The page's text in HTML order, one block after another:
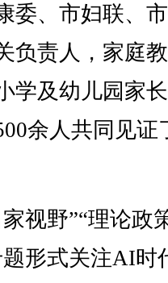
委、市妇联、
负责人，家庭
学及幼儿园家
余人共同见证
野”“理论政
形式关注AI时